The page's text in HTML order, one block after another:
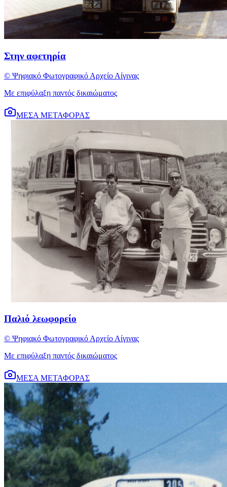
Στην αφετηρία
© Ψηφιακό Φωτογραφικό Αρχείο Αίγινας
Με επιφύλαξη παντός δικαιώματος
ΜΕΣΑ ΜΕΤΑΦΟΡΑΣ
Παλιό λεωφορείο
© Ψηφιακό Φωτογραφικό Αρχείο Αίγινας
Με επιφύλαξη παντός δικαιώματος
ΜΕΣΑ ΜΕΤΑΦΟΡΑΣ